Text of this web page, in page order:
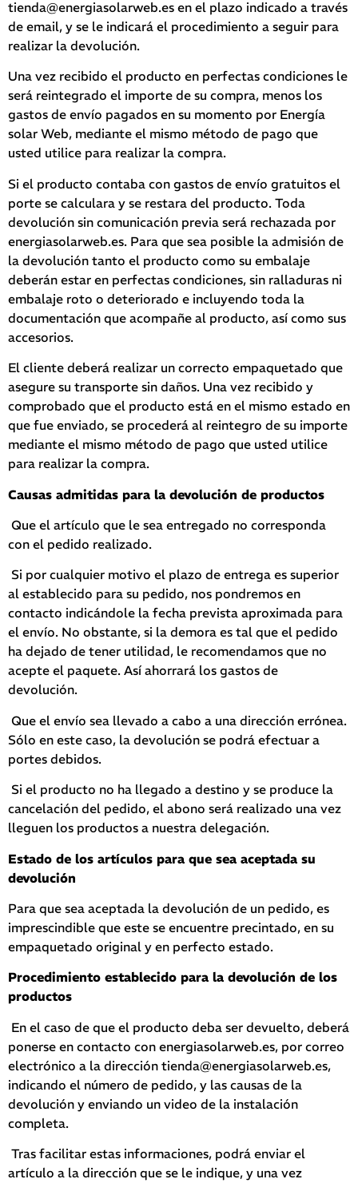
tienda@energiasolarweb.es en el plazo indicado a través
de email, y se le indicará el procedimiento a seguir para
realizar la devolución.
Una vez recibido el producto en perfectas condiciones le
será reintegrado el importe de su compra, menos los
gastos de envío pagados en su momento por Energía
solar Web, mediante el mismo método de pago que
usted utilice para realizar la compra.
Si el producto contaba con gastos de envío gratuitos el
porte se calculara y se restara del producto. Toda
devolución sin comunicación previa será rechazada por
energiasolarweb.es. Para que sea posible la admisión de
la devolución tanto el producto como su embalaje
deberán estar en perfectas condiciones, sin ralladuras ni
embalaje roto o deteriorado e incluyendo toda la
documentación que acompañe al producto, así como sus
accesorios.
El cliente deberá realizar un correcto empaquetado que
asegure su transporte sin daños. Una vez recibido y
comprobado que el producto está en el mismo estado en
que fue enviado, se procederá al reintegro de su importe
mediante el mismo método de pago que usted utilice
para realizar la compra.
Causas admitidas para la devolución de productos
Que el artículo que le sea entregado no corresponda
con el pedido realizado.
Si por cualquier motivo el plazo de entrega es superior
al establecido para su pedido, nos pondremos en
contacto indicándole la fecha prevista aproximada para
el envío. No obstante, si la demora es tal que el pedido
ha dejado de tener utilidad, le recomendamos que no
acepte el paquete. Así ahorrará los gastos de
devolución.
Que el envío sea llevado a cabo a una dirección errónea.
Sólo en este caso, la devolución se podrá efectuar a
portes debidos.
Si el producto no ha llegado a destino y se produce la
cancelación del pedido, el abono será realizado una vez
lleguen los productos a nuestra delegación.
Estado de los artículos para que sea aceptada su
devolución
Para que sea aceptada la devolución de un pedido, es
imprescindible que este se encuentre precintado, en su
empaquetado original y en perfecto estado.
Procedimiento establecido para la devolución de los
productos
En el caso de que el producto deba ser devuelto, deberá
ponerse en contacto con energiasolarweb.es, por correo
electrónico a la dirección tienda@energiasolarweb.es,
indicando el número de pedido, y las causas de la
devolución y enviando un video de la instalación
completa.
Tras facilitar estas informaciones, podrá enviar el
artículo a la dirección que se le indique, y una vez